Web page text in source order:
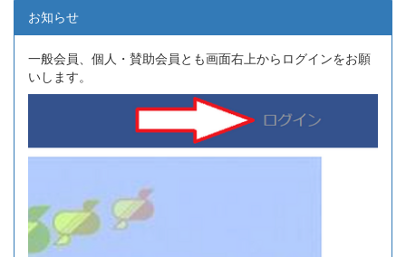
お知らせ
一般会員、個人・賛助会員とも画面右上からログインをお願
いします。